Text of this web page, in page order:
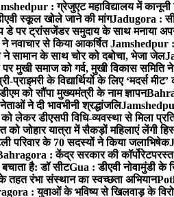
: ग्रेजुएट महाविद्यालय में
स्कूल खोले जाने की मांगJadugora :
पर ट्रांसजेंडर समुदाय के साथ मनाया
नवाचार से किया आकर्षितJamshedpur :
सामान के साथ चोर को दबोचा, भेजा जेल
मुखी समाज को गर्व, मुखी विकास समिति ने
के विद्यार्थियों के लिए ‘मदर्स
को सौंपा मुख्यमंत्री के नाम ज्ञापन
ने दी भावभीनी श्रद्धांजलि
लेकर डीएसपी विधि-व्यवस्था से मिला
जोहार यात्रा में सैकड़ों महिलाएं लेंगी
परिवार के 70 सदस्यों ने किया जलाभिषेक
: केंद्र सरकार की
है: डॉ सीटGua : डीएवी नोवामुंडी के
तहत रंभा संस्थान का स्वच्छता अभियान
: युवाओं के भविष्य से खिलवाड़ के